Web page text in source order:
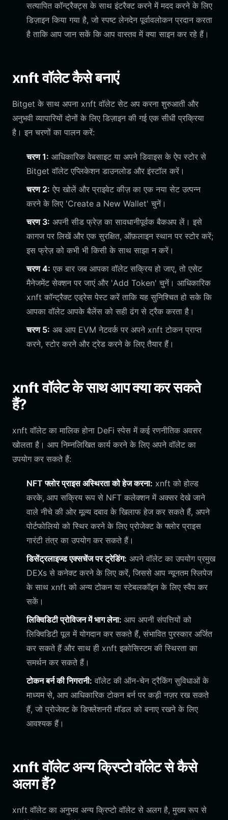
सत्यापित कॉन्ट्रैक्ट्स के साथ इंटरैक्ट करने में मदद करने के लिए
डिज़ाइन किया गया है, जो स्पष्ट लेनदेन पूर्वावलोकन प्रदान करता
है ताकि आप जान सकें कि आप वास्तव में क्या साइन कर रहे हैं।
xnft वॉलेट कैसे बनाएं
Bitget के साथ अपना xnft वॉलेट सेट अप करना शुरुआती और
अनुभवी व्यापारियों दोनों के लिए डिज़ाइन की गई एक सीधी प्रक्रिया
है। इन चरणों का पालन करें:
चरण 1: आधिकारिक वेबसाइट या अपने डिवाइस के ऐप स्टोर से
Bitget वॉलेट एप्लिकेशन डाउनलोड और इंस्टॉल करें।
चरण 2: ऐप खोलें और प्राइवेट कीज़ का एक नया सेट उत्पन्न
करने के लिए 'Create a New Wallet' चुनें।
चरण 3: अपनी सीड फ्रेज़ का सावधानीपूर्वक बैकअप लें। इसे
कागज पर लिखें और एक सुरक्षित, ऑफ़लाइन स्थान पर स्टोर करें;
इस फ्रेज़ को कभी भी किसी के साथ साझा न करें।
चरण 4: एक बार जब आपका वॉलेट सक्रिय हो जाए, तो एसेट
मैनेजमेंट सेक्शन पर जाएं और 'Add Token' चुनें। आधिकारिक
xnft कॉन्ट्रैक्ट एड्रेस पेस्ट करें ताकि यह सुनिश्चित हो सके कि
आपका वॉलेट आपके बैलेंस को सही ढंग से ट्रैक करता है।
चरण 5: अब आप EVM नेटवर्क पर अपने xnft टोकन प्राप्त
करने, स्टोर करने और ट्रेड करने के लिए तैयार हैं।
xnft वॉलेट के साथ आप क्या कर सकते
हैं?
xnft वॉलेट का मालिक होना DeFi स्पेस में कई रणनीतिक अवसर
खोलता है। आप निम्नलिखित कार्य करने के लिए अपने वॉलेट का
उपयोग कर सकते हैं:
NFT फ्लोर प्राइस अस्थिरता को हेज करना: xnft को होल्ड
करके, आप सक्रिय रूप से NFT कलेक्शन में अक्सर देखे जाने
वाले नीचे की ओर मूल्य दबाव के खिलाफ हेज कर सकते हैं, अपने
पोर्टफोलियो को स्थिर करने के लिए प्रोजेक्ट के फ्लोर प्राइस
गारंटी तंत्र का उपयोग कर सकते हैं।
डिसेंट्रलाइज्ड एक्सचेंज पर ट्रेडिंग: अपने वॉलेट का उपयोग प्रमुख
DEXs से कनेक्ट करने के लिए करें, जिससे आप न्यूनतम स्लिपेज
के साथ xnft को अन्य टोकन या स्टेबलकॉइन के लिए स्वैप कर
सकें।
लिक्विडिटी प्रोविजन में भाग लेना: आप अपनी संपत्तियों को
लिक्विडिटी पूल में योगदान कर सकते हैं, संभावित पुरस्कार अर्जित
कर सकते हैं और साथ ही xnft इकोसिस्टम की स्थिरता का
समर्थन कर सकते हैं।
टोकन बर्न की निगरानी: वॉलेट की ऑन-चेन ट्रैकिंग सुविधाओं के
माध्यम से, आप आधिकारिक टोकन बर्न पर कड़ी नज़र रख सकते
हैं, जो प्रोजेक्ट के डिफ्लेशनरी मॉडल को बनाए रखने के लिए
आवश्यक हैं।
xnft वॉलेट अन्य क्रिप्टो वॉलेट से कैसे
अलग हैं?
xnft वॉलेट का अनुभव अन्य क्रिप्टो वॉलेट से अलग है, मुख्य रूप से